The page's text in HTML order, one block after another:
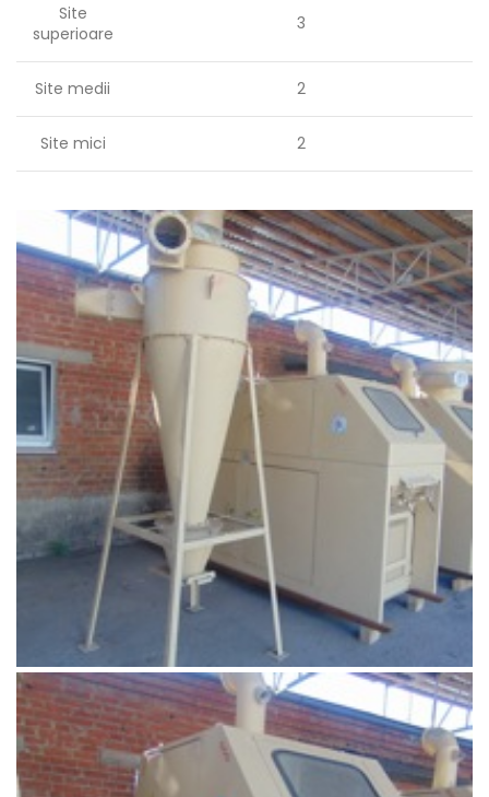
Site
superioare
3
Site medii 2
Site mici 2